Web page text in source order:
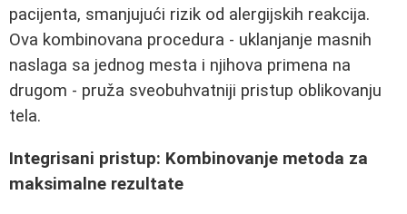
pacijenta, smanjujući rizik od alergijskih reakcija.
Ova kombinovana procedura - uklanjanje masnih
naslaga sa jednog mesta i njihova primena na
drugom - pruža sveobuhvatniji pristup oblikovanju
tela.
Integrisani pristup: Kombinovanje metoda za
maksimalne rezultate